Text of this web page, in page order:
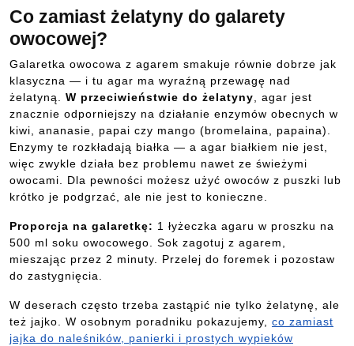
Co zamiast żelatyny do galarety
owocowej?
Galaretka owocowa z agarem smakuje równie dobrze jak
klasyczna — i tu agar ma wyraźną przewagę nad
żelatyną. W przeciwieństwie do żelatyny , agar jest
znacznie odporniejszy na działanie enzymów obecnych w
kiwi, ananasie, papai czy mango (bromelaina, papaina).
Enzymy te rozkładają białka — a agar białkiem nie jest,
więc zwykle działa bez problemu nawet ze świeżymi
owocami. Dla pewności możesz użyć owoców z puszki lub
krótko je podgrzać, ale nie jest to konieczne.
Proporcja na galaretkę: 1 łyżeczka agaru w proszku na
500 ml soku owocowego. Sok zagotuj z agarem,
mieszając przez 2 minuty. Przelej do foremek i pozostaw
do zastygnięcia.
W deserach często trzeba zastąpić nie tylko żelatynę, ale
też jajko. W osobnym poradniku pokazujemy, co zamiast
jajka do naleśników, panierki i prostych wypieków